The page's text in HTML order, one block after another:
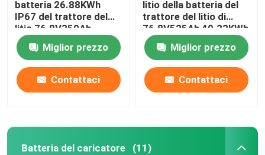
batteria 26.88KWh
IP67 del trattore del
litio 76.8V350Ah
Miglior prezzo
Contattaci
litio della batteria del
trattore del litio di
76.8V525Ah 40.32KWh
Miglior prezzo
Contattaci
Batteria del caricatore (11)